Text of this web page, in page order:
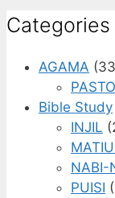
Categories
AGAMA
Bible Study
INJIL
NABI-
PUISI